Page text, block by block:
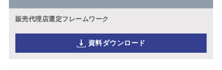
販売代理店選定フレームワーク
資料ダウンロード